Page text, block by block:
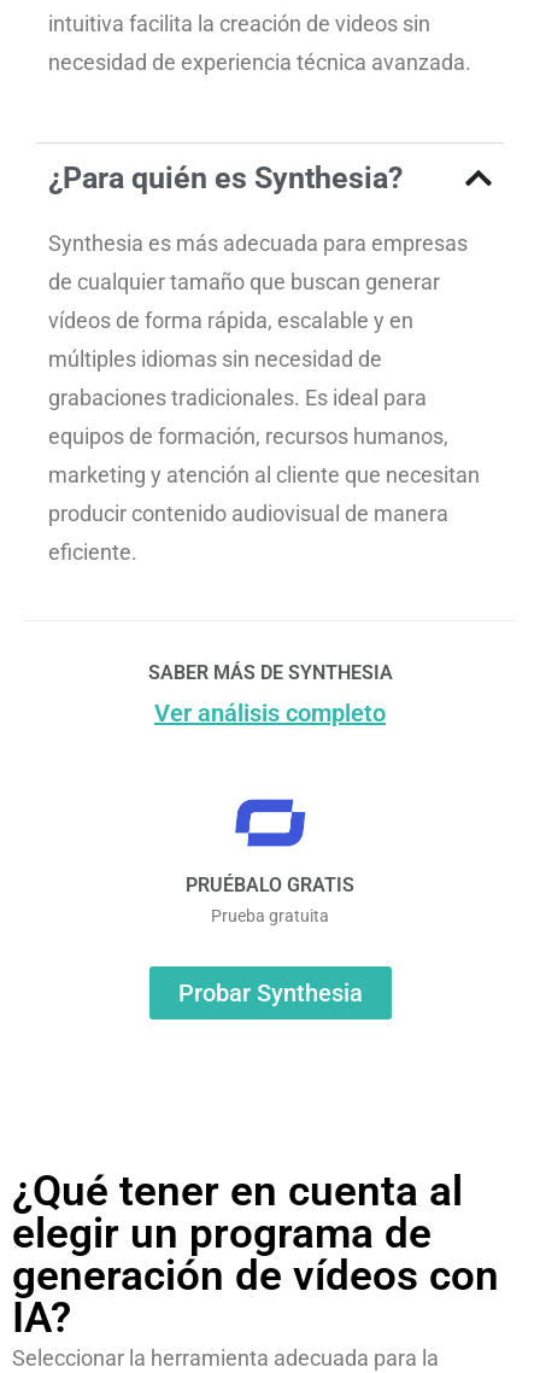
intuitiva facilita la creación de videos sin
necesidad de experiencia técnica avanzada.
¿Para quién es Synthesia?
Synthesia es más adecuada para empresas
de cualquier tamaño que buscan generar
vídeos de forma rápida, escalable y en
múltiples idiomas sin necesidad de
grabaciones tradicionales. Es ideal para
equipos de formación, recursos humanos,
marketing y atención al cliente que necesitan
producir contenido audiovisual de manera
eficiente.
SABER MÁS DE SYNTHESIA
Ver análisis completo
PRUÉBALO GRATIS
Prueba gratuita
Probar Synthesia
¿Qué tener en cuenta al
elegir un programa de
generación de vídeos con
IA?
Seleccionar la herramienta adecuada para la